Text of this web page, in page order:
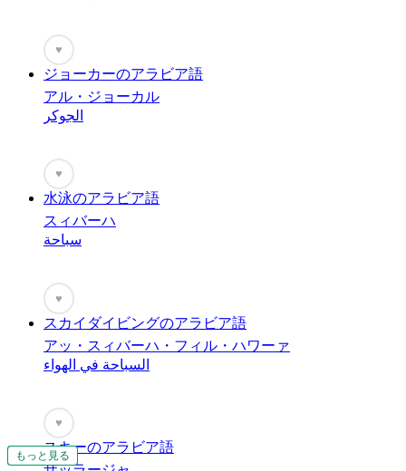
もっと見る
もっと見る
もっと見る
もっと見る
もっと見る
♥
ジョーカーのアラビア語
アル・ジョーカル
الجوكر
♥
水泳のアラビア語
スィバーハ
سباحة
♥
スカイダイビングのアラビア語
アッ・スィバーハ・フィル・ハワーァ
السباحة في الهواء
♥
スキーのアラビア語
もっと見る